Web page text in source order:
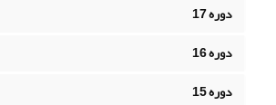
دوره 17
دوره 16
دوره 15